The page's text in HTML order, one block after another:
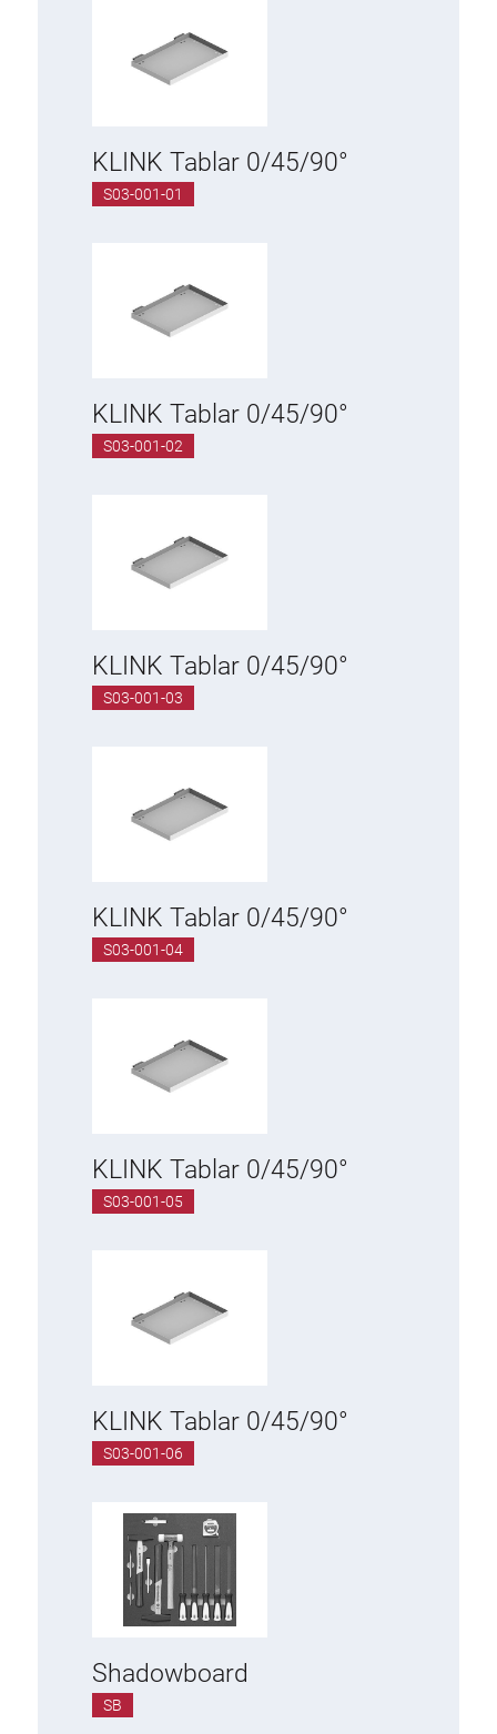
KLINK Tablar 0/45/90°
S03-001-01
KLINK Tablar 0/45/90°
S03-001-02
KLINK Tablar 0/45/90°
S03-001-03
KLINK Tablar 0/45/90°
S03-001-04
KLINK Tablar 0/45/90°
S03-001-05
KLINK Tablar 0/45/90°
S03-001-06
Shadowboard
SB